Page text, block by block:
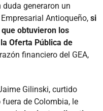
generaron un
Antioqueño, si
obtuvieron los
Oferta Pública de
financiero del GEA,
Gilinski, curtido
de Colombia, le